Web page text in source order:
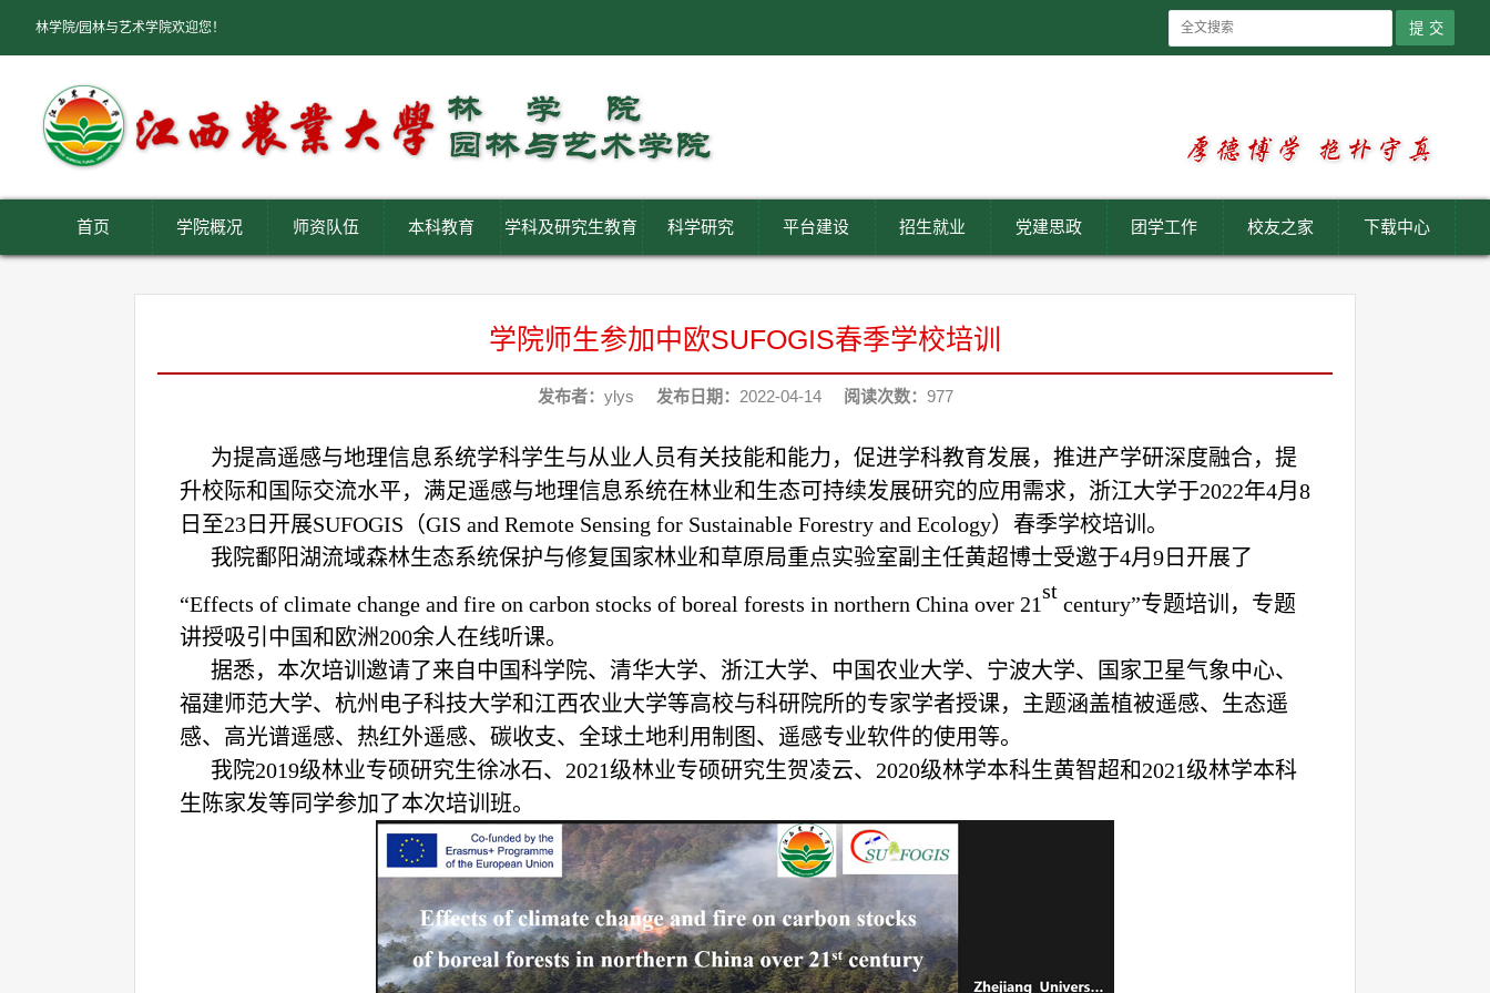
林学院/园林与艺术学院欢迎您！
首页 学院概况 师资队伍 本科教育 学科及研究生教育 科学研究 平台建设 招生就业 党建思政 团学工作 校友之家 下载中心
学院师生参加中欧SUFOGIS春季学校培训
发布者： ylys 发布日期： 2022-04-14 阅读次数： 977
为提高遥感与地理信息系统学科学生与从业人员有关技能和能力，促进学科教育发展，推进产学研深度融合，提
升校际和国际交流水平，满足遥感与地理信息系统在林业和生态可持续发展研究的应用需求，浙江大学于2022年4月 8
日至23 日开展SUFOGIS （GIS and Remote Sensing for Sustainable Forestry and Ecology）春季学校培训。
我院鄱阳湖流域森林生态系统保护与修复国家林业和草原局重点实验室副主任黄超博士受邀于4月 9 日开展了
“Effects of climate change and fire on carbon stocks of boreal forests in northern China over 21
st
century”专题培训，专题
讲授吸引中国和欧洲200余人在线听课。
据悉，本次培训邀请了来自中国科学院、清华大学、浙江大学、中国农业大学、宁波大学、国家卫星气象中心、
福建师范大学、杭州电子科技大学和江西农业大学等高校与科研院所的专家学者授课，主题涵盖植被遥感、生态遥
感、高光谱遥感、热红外遥感、碳收支、全球土地利用制图、遥感专业软件的使用等。
我院2019级林业专硕研究生徐冰石、 2021级林业专硕研究生贺凌云、 2020级林学本科生黄智超和2021级林学本科
生陈家发等同学参加了本次培训班。